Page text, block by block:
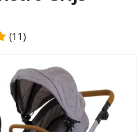
(11)